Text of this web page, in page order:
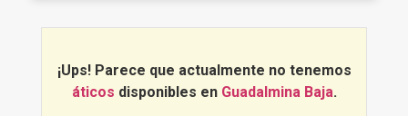
Guadalmina Baja es una zona ideal
creciente, tanto residencial como
vacacional, y cuyos precios continúan
¡Ups! Parece que actualmente no tenemos
áticos disponibles en Guadalmina Baja.